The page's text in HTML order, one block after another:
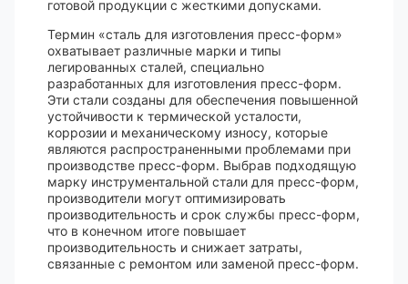
готовой продукции с жесткими допусками.
Термин «сталь для изготовления пресс-форм»
охватывает различные марки и типы
легированных сталей, специально
разработанных для изготовления пресс-форм.
Эти стали созданы для обеспечения повышенной
устойчивости к термической усталости,
коррозии и механическому износу, которые
являются распространенными проблемами при
производстве пресс-форм. Выбрав подходящую
марку инструментальной стали для пресс-форм,
производители могут оптимизировать
производительность и срок службы пресс-форм,
что в конечном итоге повышает
производительность и снижает затраты,
связанные с ремонтом или заменой пресс-форм.